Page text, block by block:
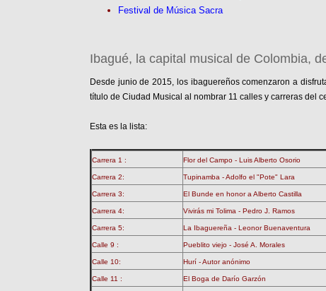
Festival de Música Sacra
Ibagué, la capital musical de Colombia,
Desde junio de 2015, los ibaguereños comenzaron a
título de Ciudad Musical al nombrar 11 calles y carreras del
Esta es la lista:
Carrera 1 : Flor del Campo - Luis Alberto Osorio
Carrera 2: Tupinamba - Adolfo el "Pote" Lara
Carrera 3: El Bunde en honor a Alberto Castilla
Carrera 4: Vivirás mi Tolima - Pedro J. Ramos
Carrera 5: La Ibaguereña - Leonor Buenaventura
Calle 9 : Pueblito viejo - José A. Morales
Calle 10: Hurí - Autor anónimo
Calle 11 : El Boga de Darío Garzón